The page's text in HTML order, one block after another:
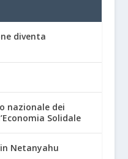
diventa
nazionale dei
Solidale
Netanyahu